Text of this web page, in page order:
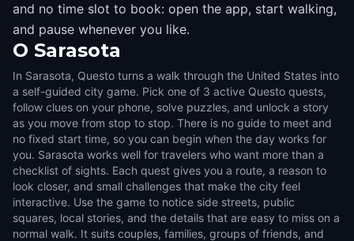
and no time slot to book: open the app, start walking,
and pause whenever you like.
O Sarasota
In Sarasota, Questo turns a walk through the United States into
a self-guided city game. Pick one of 3 active Questo quests,
follow clues on your phone, solve puzzles, and unlock a story
as you move from stop to stop. There is no guide to meet and
no fixed start time, so you can begin when the day works for
you. Sarasota works well for travelers who want more than a
checklist of sights. Each quest gives you a route, a reason to
look closer, and small challenges that make the city feel
interactive. Use the game to notice side streets, public
squares, local stories, and the details that are easy to miss on a
normal walk. It suits couples, families, groups of friends, and